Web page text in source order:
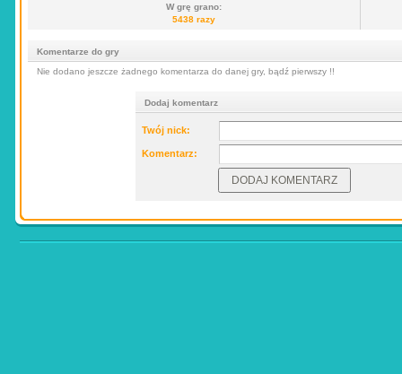
W grę grano:
5438 razy
Komentarze do gry
Nie dodano jeszcze żadnego komentarza do danej gry, bądź pierwszy !!
Dodaj komentarz
Twój nick:
Komentarz: